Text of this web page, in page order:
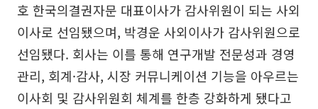
호 한국의결권자문 대표이사가 감사위원이 되는 사외
이사로 선임됐으며, 박경운 사외이사가 감사위원으로
선임됐다. 회사는 이를 통해 연구개발 전문성과 경영
관리, 회계·감사, 시장 커뮤니케이션 기능을 아우르는
이사회 및 감사위원회 체계를 한층 강화하게 됐다고